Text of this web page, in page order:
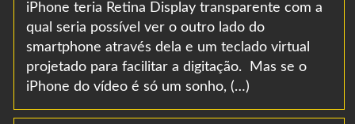
iPhone teria Retina Display transparente com a
qual seria possível ver o outro lado do
smartphone através dela e um teclado virtual
projetado para facilitar a digitação. Mas se o
iPhone do vídeo é só um sonho, (…)